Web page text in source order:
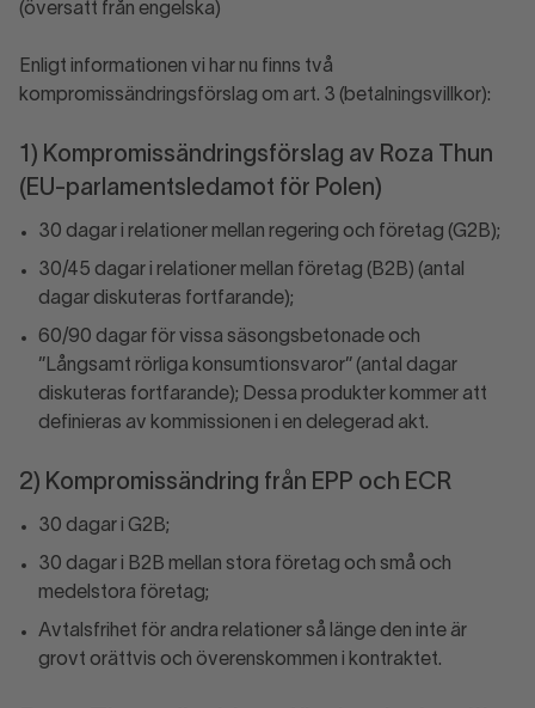
(översatt från engelska)
Enligt informationen vi har nu finns två
kompromissändringsförslag om art. 3 (betalningsvillkor):
1) Kompromissändringsförslag av Roza Thun
(EU-parlamentsledamot för Polen)
30 dagar i relationer mellan regering och företag (G2B);
30/45 dagar i relationer mellan företag (B2B) (antal
dagar diskuteras fortfarande);
60/90 dagar för vissa säsongsbetonade och
”Långsamt rörliga konsumtionsvaror” (antal dagar
diskuteras fortfarande); Dessa produkter kommer att
definieras av kommissionen i en delegerad akt.
2) Kompromissändring från EPP och ECR
30 dagar i G2B;
30 dagar i B2B mellan stora företag och små och
medelstora företag;
Avtalsfrihet för andra relationer så länge den inte är
grovt orättvis och överenskommen i kontraktet.